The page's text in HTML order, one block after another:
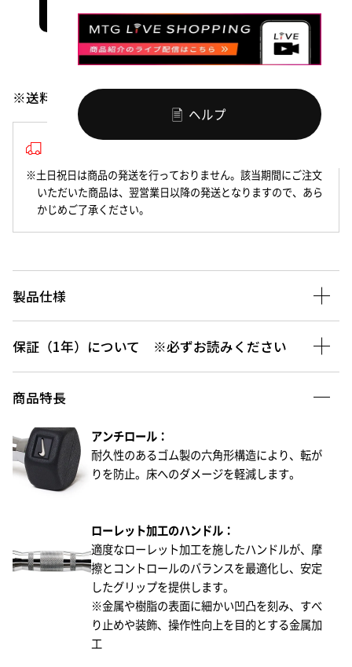
ヘルプ
お気に入り シェアする
※送料無料
3~5営業日以内の発送
※土日祝日は商品の発送を行っておりません。該当期間にご注文
いただいた商品は、翌営業日以降の発送となりますので、あら
かじめご了承ください。
製品仕様
保証（1年）について ※必ずお読みください
商品特長
アンチロール：
耐久性のあるゴム製の六角形構造により、転が
りを防止。床へのダメージを軽減します。
ローレット加工のハンドル：
適度なローレット加工を施したハンドルが、摩
擦とコントロールのバランスを最適化し、安定
したグリップを提供します。
※金属や樹脂の表面に細かい凹凸を刻み、すべ
り止めや装飾、操作性向上を目的とする金属加
工